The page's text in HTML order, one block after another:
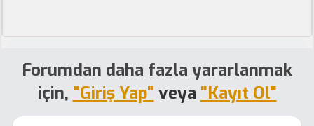
Forumdan daha fazla yararlanmak
için, "Giriş Yap" veya "Kayıt Ol"